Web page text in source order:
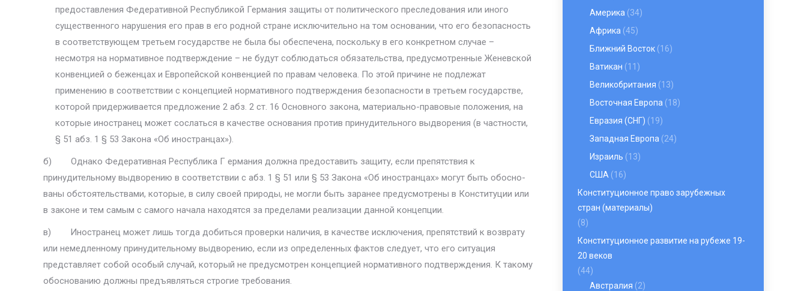
предоставления Федеративной Республикой Германия защиты от политического преследования или иного
существенного нарушения его прав в его родной стране исключи­тельно на том основании, что его безопасность
в соответствующем треть­ем государстве не была бы обеспечена, поскольку в его конкретном слу­чае –
несмотря на нормативное подтверждение – не будут соблюдать­ся обязательства, предусмотренные Женевской
конвенцией о беженцах и Европейской конвенцией по правам человека. По этой причине не под­лежат
применению в соответствии с концепцией нормативного подтвер­ждения безопасности в третьем государстве,
которой придерживается предложение 2 абз. 2 ст. 16 Основного закона, материально-правовые положения, на
которые иностранец может сослаться в качестве основа­ния против принудительного выдворения (в частности,
§ 51 абз. 1 § 53 Закона «Об иностранцах»).
б) Однако Федеративная Республика Г ермания должна предоставить защиту, если препятствия к
принудительному выдворению в соответ­ствии с абз. 1 § 51 или § 53 Закона «Об иностранцах» могут быть обосно­
ваны обстоятельствами, которые, в силу своей природы, не могли быть заранее предусмотрены в Конституции или
в законе и тем самым с са­мого начала находятся за пределами реализации данной концепции.
в) Иностранец может лишь тогда добиться проверки наличия, в ка­честве исключения, препятствий к возврату
или немедленному прину­дительному выдворению, если из определенных фактов следует, что его ситуация
представляет собой особый случай, который не предусмотрен концепцией нормативного подтверждения. К такому
обоснованию дол­жны предъявляться строгие требования.
Америка (34)
Африка (45)
Ближний Восток (16)
Ватикан (11)
Великобритания (13)
Восточная Европа (18)
Евразия (СНГ) (19)
Западная Европа (24)
Израиль (13)
США (16)
Конституционное право зарубежных
стран (материалы)
(8)
Конституционное развитие на рубеже 19-
20 веков
(44)
Австралия (2)